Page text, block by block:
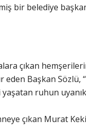
bir belediye
çıkan
Başkan Sözlü,
ruhun
çıkan Murat